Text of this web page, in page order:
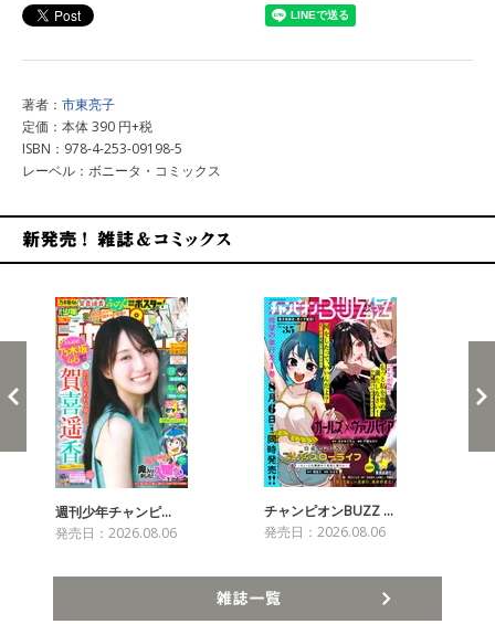
著者： 市東亮子
定価：本体 390 円+税
ISBN：978-4-253-09198-5
レーベル：ボニータ・コミックス
週刊少年チャンピ…
発売日：2026.08.06
チャンピオンBUZZ …
発売日：2026.08.06